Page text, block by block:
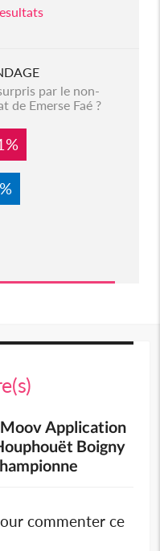
par le non-
de Emerse Faé ?
Application
Boigny
commenter ce